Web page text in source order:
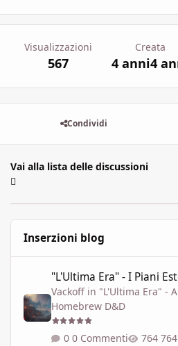
Visualizzazioni
567
Creata
4 anni4
Condividi
Vai alla lista delle discussioni
Inserzioni blog
"L'Ultima Era" - I Piani
Vackoff in "L'Ultima Era" -
Homebrew D&D
0 Commenti